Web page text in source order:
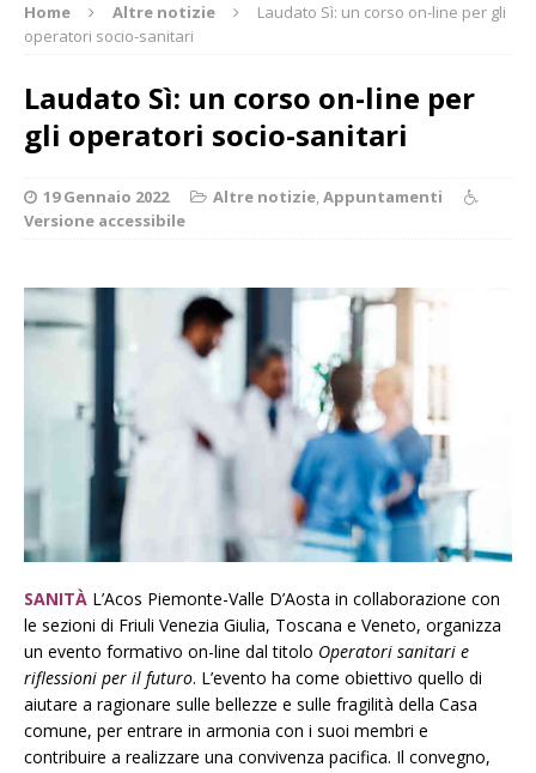
Home Altre notizie
Laudato Sì: un corso on-line per gli
operatori socio-sanitari
Laudato Sì: un corso on-line per
gli operatori socio-sanitari
19 Gennaio 2022 Altre notizie,Appuntamenti
Versione accessibile
SANITÀ L’Acos Piemonte-Valle D’Aosta in collaborazione con
le sezioni di Friuli Venezia Giulia, Toscana e Veneto, organizza
un evento formativo on-line dal titolo Operatori sanitari e
riflessioni per il futuro. L’evento ha come obiettivo quello di
aiutare a ragionare sulle bellezze e sulle fragilità della Casa
comune, per entrare in armonia con i suoi membri e
contribuire a realizzare una convivenza pacifica. Il convegno,